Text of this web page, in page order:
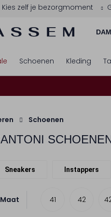
Kies zelf je bezorgmoment
Schoenen Kleding
Schoenen
Sneakers Instappers
Maat 41 42